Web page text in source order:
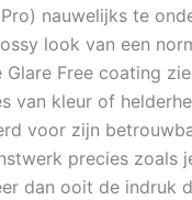
nauwelijks te
look van een
Free coating
van kleur of
voor zijn
precies zoals
dan ooit de indruk